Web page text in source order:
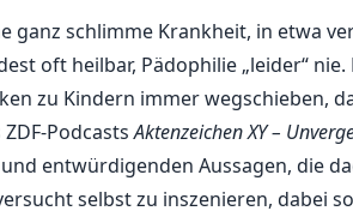
ganz schlimme Krankheit, in etwa
oft heilbar, Pädophilie „leider“
zu Kindern immer wegschieben,
PodcastsAktenzeichen XY –
entwürdigenden Aussagen, die
selbst zu inszenieren, dabei